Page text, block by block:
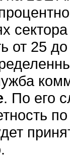
от 25
. По его